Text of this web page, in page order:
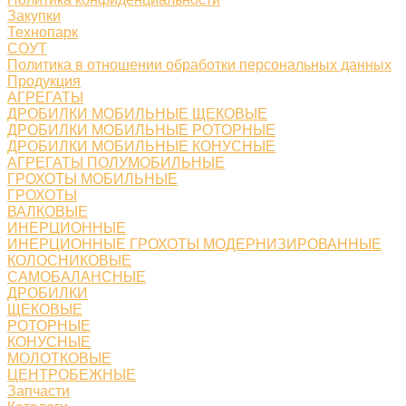
Закупки
Технопарк
СОУТ
Политика в отношении обработки персональных данных
Продукция
АГРЕГАТЫ
ДРОБИЛКИ МОБИЛЬНЫЕ ЩЕКОВЫЕ
ДРОБИЛКИ МОБИЛЬНЫЕ РОТОРНЫЕ
ДРОБИЛКИ МОБИЛЬНЫЕ КОНУСНЫЕ
АГРЕГАТЫ ПОЛУМОБИЛЬНЫЕ
ГРОХОТЫ МОБИЛЬНЫЕ
ГРОХОТЫ
ВАЛКОВЫЕ
ИНЕРЦИОННЫЕ
ИНЕРЦИОННЫЕ ГРОХОТЫ МОДЕРНИЗИРОВАННЫЕ
КОЛОСНИКОВЫЕ
САМОБАЛАНСНЫЕ
ДРОБИЛКИ
ЩЕКОВЫЕ
РОТОРНЫЕ
КОНУСНЫЕ
МОЛОТКОВЫЕ
ЦЕНТРОБЕЖНЫЕ
Запчасти